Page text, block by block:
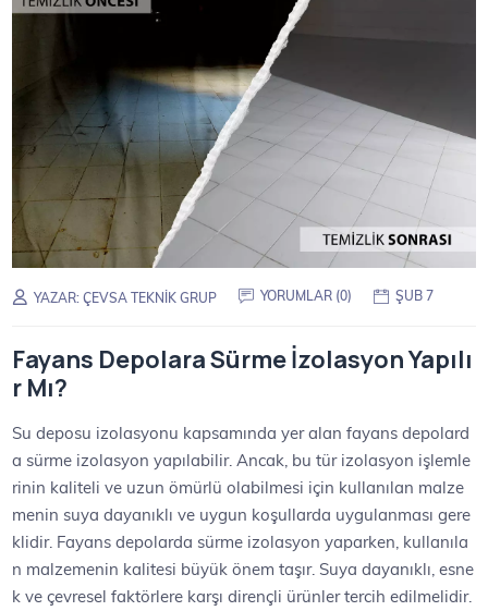
YAZAR:ÇEVSA TEKNIK GRUP YORUMLAR (0) ŞUB 7
Fayans Depolara Sürme İzolasyon Yapılı
r Mı?
Su deposu izolasyonu kapsamında yer alan fayans depolard
a sürme izolasyon yapılabilir. Ancak, bu tür izolasyon işlemle
rinin kaliteli ve uzun ömürlü olabilmesi için kullanılan malze
menin suya dayanıklı ve uygun koşullarda uygulanması gere
klidir. Fayans depolarda sürme izolasyon yaparken, kullanıla
n malzemenin kalitesi büyük önem taşır. Suya dayanıklı, esne
k ve çevresel faktörlere karşı dirençli ürünler tercih edilmelidir.